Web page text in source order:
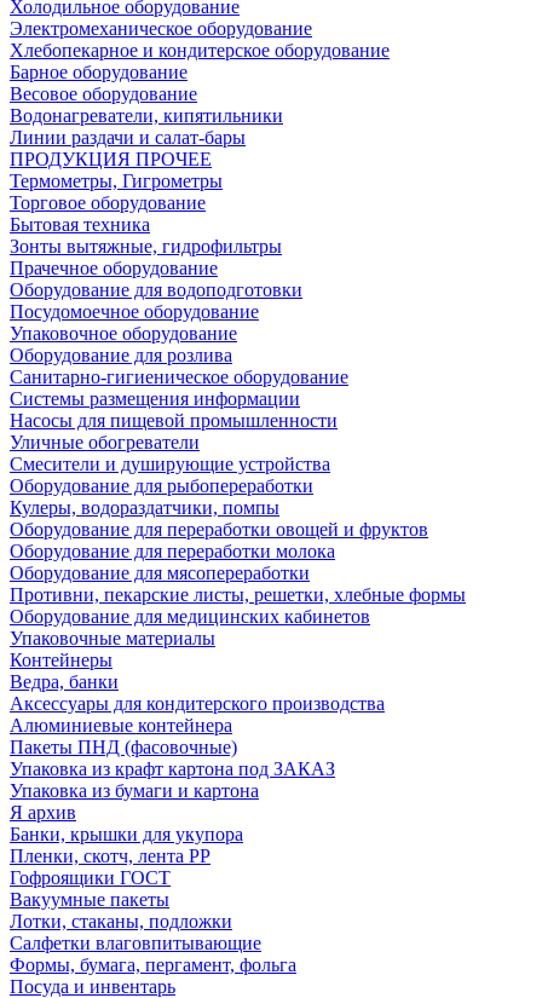
Холодильное оборудование
Электромеханическое оборудование
Хлебопекарное и кондитерское оборудование
Барное оборудование
Весовое оборудование
Водонагреватели, кипятильники
Линии раздачи и салат-бары
ПРОДУКЦИЯ ПРОЧЕЕ
Термометры, Гигрометры
Торговое оборудование
Бытовая техника
Зонты вытяжные, гидрофильтры
Прачечное оборудование
Оборудование для водоподготовки
Посудомоечное оборудование
Упаковочное оборудование
Оборудование для розлива
Санитарно-гигиеническое оборудование
Системы размещения информации
Насосы для пищевой промышленности
Уличные обогреватели
Смесители и душирующие устройства
Оборудование для рыбопереработки
Кулеры, водораздатчики, помпы
Оборудование для переработки овощей и фруктов
Оборудование для переработки молока
Оборудование для мясопереработки
Противни, пекарские листы, решетки, хлебные формы
Оборудование для медицинских кабинетов
Упаковочные материалы
Контейнеры
Ведра, банки
Аксессуары для кондитерского производства
Алюминиевые контейнера
Пакеты ПНД (фасовочные)
Упаковка из крафт картона под ЗАКАЗ
Упаковка из бумаги и картона
Я архив
Банки, крышки для укупора
Пленки, скотч, лента РР
Гофроящики ГОСТ
Вакуумные пакеты
Лотки, стаканы, подложки
Салфетки влаговпитывающие
Формы, бумага, пергамент, фольга
Посуда и инвентарь